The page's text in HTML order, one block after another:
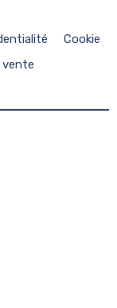
Cookie